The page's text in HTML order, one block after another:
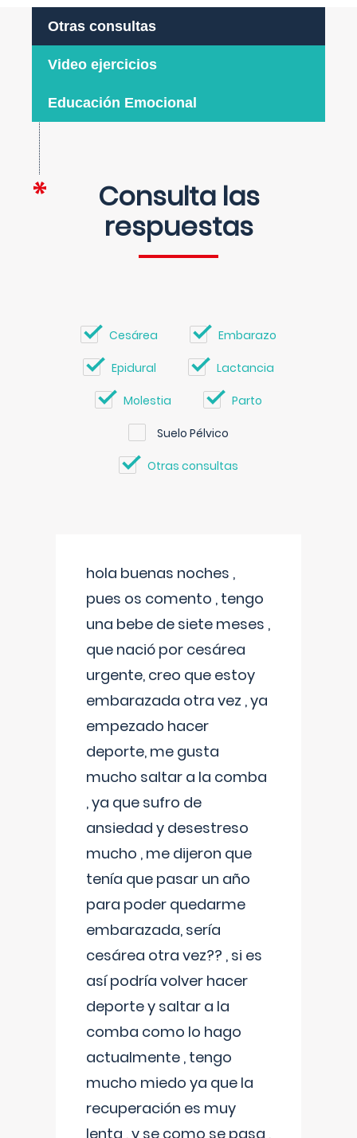
Otras consultas
Video ejercicios
Educación Emocional
Consulta las
respuestas
Cesárea Embarazo
Epidural Lactancia
Molestia Parto
Suelo Pélvico
Otras consultas
hola buenas noches ,
pues os comento , tengo
una bebe de siete meses ,
que nació por cesárea
urgente, creo que estoy
embarazada otra vez , ya
empezado hacer
deporte, me gusta
mucho saltar a la comba
, ya que sufro de
ansiedad y desestreso
mucho , me dijeron que
tenía que pasar un año
para poder quedarme
embarazada, sería
cesárea otra vez?? , si es
así podría volver hacer
deporte y saltar a la
comba como lo hago
actualmente , tengo
mucho miedo ya que la
recuperación es muy
lenta , y se como se pasa ,